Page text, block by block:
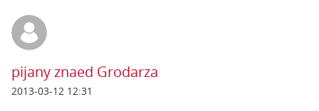
pijany znaed Grodarza
2013-03-12 12:31